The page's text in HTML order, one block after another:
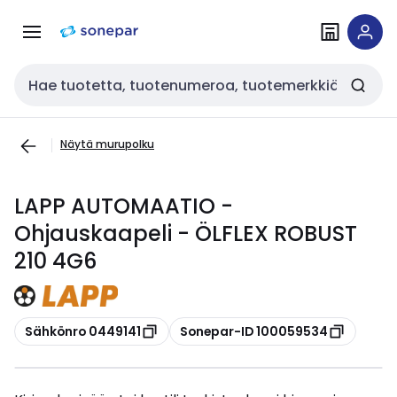
navigointiinsisältöön
Haku
Näytä murupolku
LAPP AUTOMAATIO -
Ohjauskaapeli - ÖLFLEX ROBUST
210 4G6
Kopioi
Sähkönro 0449141 Kopioi
Sonepar-ID 100059534